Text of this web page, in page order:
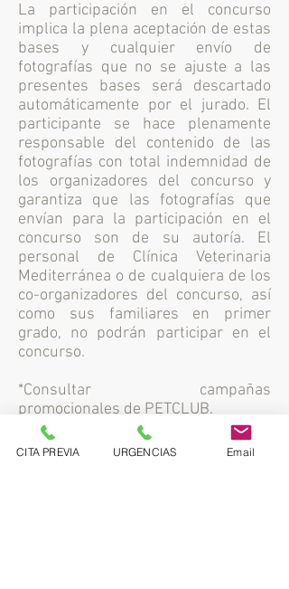
La participación en el concurso
implica la plena aceptación de estas
bases y cualquier envío de
fotografías que no se ajuste a las
presentes bases será descartado
automáticamente por el jurado. El
participante se hace plenamente
responsable del contenido de las
fotografías con total indemnidad de
los organizadores del concurso y
garantiza que las fotografías que
envían para la participación en el
concurso son de su autoría. El
personal de Clínica Veterinaria
Mediterránea o de cualquiera de los
co-organizadores del concurso, así
como sus familiares en primer
grado, no podrán participar en el
concurso.
*Consultar campañas
promocionales de PETCLUB.
CITA PREVIA URGENCIAS Email